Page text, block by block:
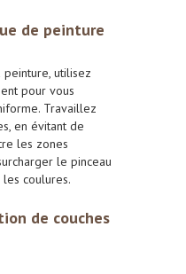
de peinture
peinture, utilisez
pour vous
Travaillez
en évitant de
les zones
le pinceau
coulures.
de couches